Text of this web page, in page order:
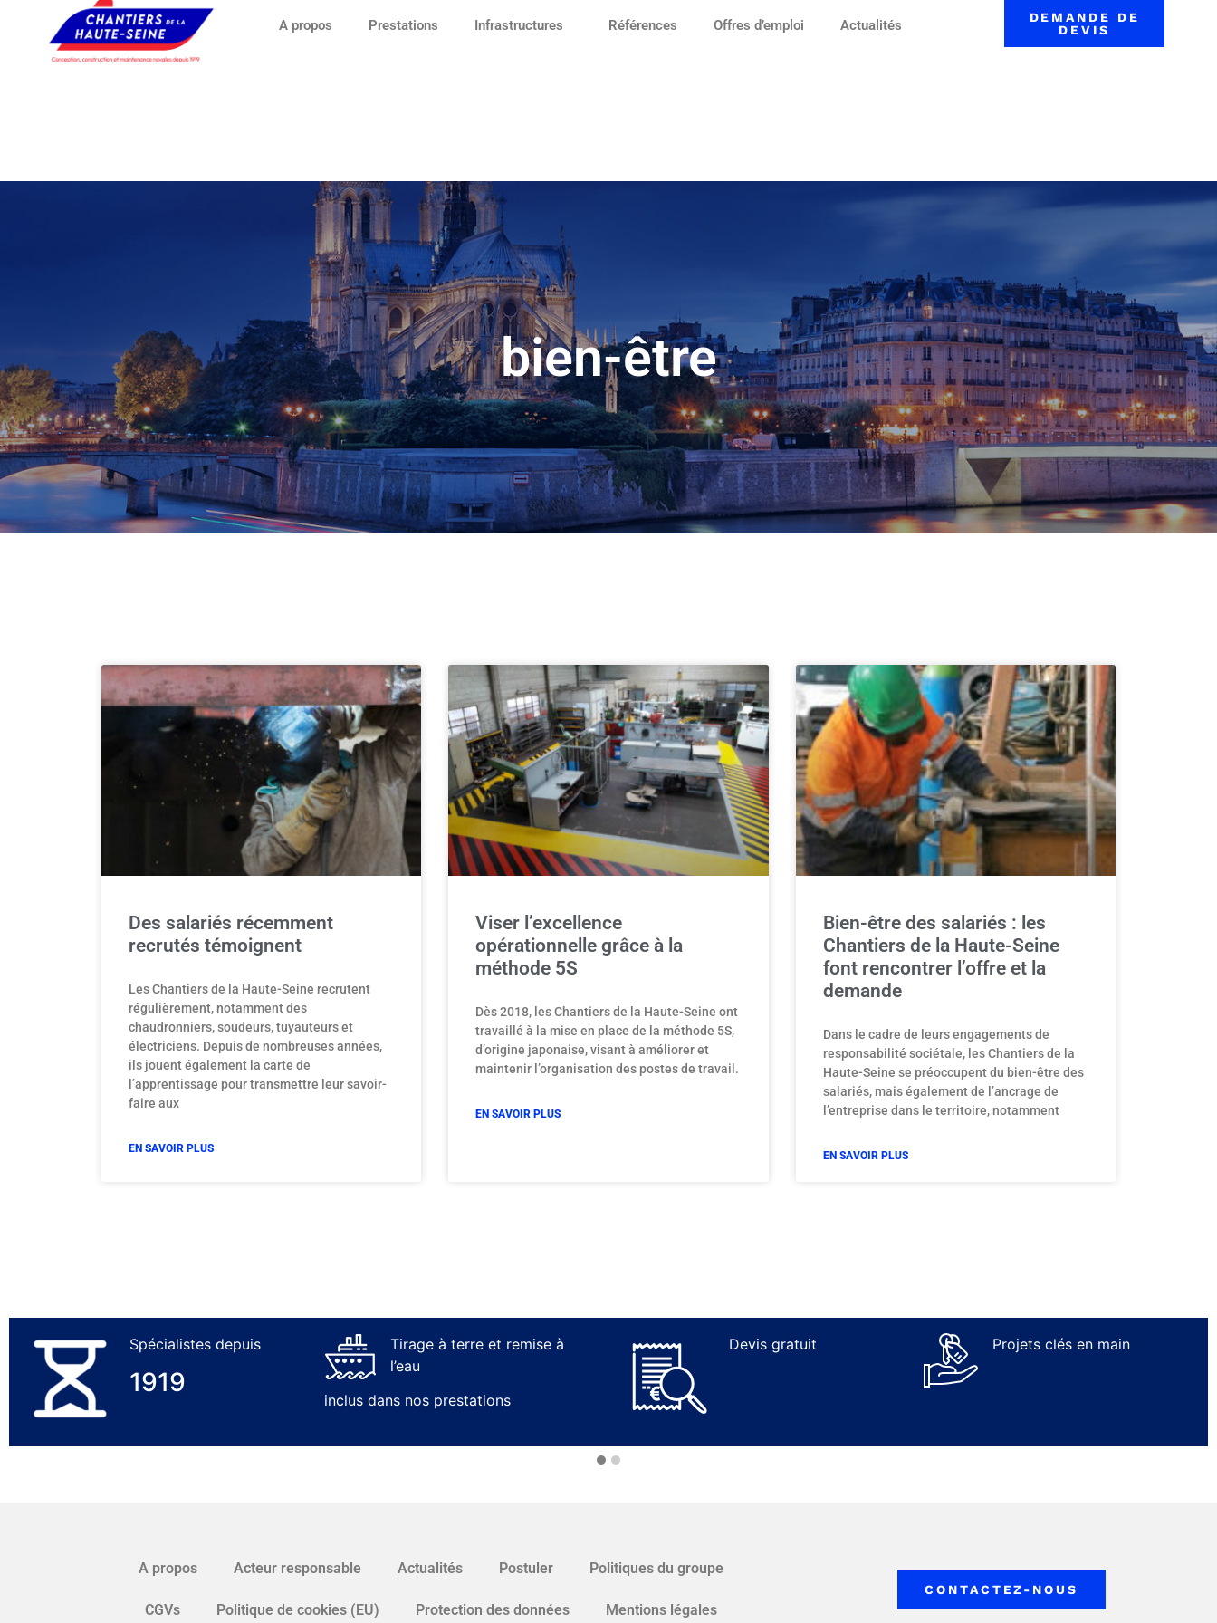
A propos Prestations Infrastructures Références Offres d’emploi Actualités
DEMANDE DE
DEVIS
bien-être
Des salariés récemment
recrutés témoignent
Les Chantiers de la Haute-Seine recrutent
régulièrement, notamment des
chaudronniers, soudeurs, tuyauteurs et
électriciens. Depuis de nombreuses années,
ils jouent également la carte de
l’apprentissage pour transmettre leur savoir-
faire aux
EN SAVOIR PLUS
Viser l’excellence
opérationnelle grâce à la
méthode 5S
Dès 2018, les Chantiers de la Haute-Seine ont
travaillé à la mise en place de la méthode 5S,
d’origine japonaise, visant à améliorer et
maintenir l’organisation des postes de travail.
EN SAVOIR PLUS
Bien-être des salariés : les
Chantiers de la Haute-Seine
font rencontrer l’offre et la
demande
Dans le cadre de leurs engagements de
responsabilité sociétale, les Chantiers de la
Haute-Seine se préoccupent du bien-être des
salariés, mais également de l’ancrage de
l’entreprise dans le territoire, notamment
EN SAVOIR PLUS
Spécialistes depuis
1919
Tirage à terre et remise à
l’eau
inclus dans nos prestations
Devis gratuit Projets clés en main
A propos Acteur responsable Actualités Postuler Politiques du groupe
CGVs Politique de cookies (EU) Protection des données Mentions légales
CONTACTEZ-NOUS